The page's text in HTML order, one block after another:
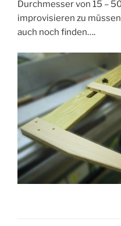
Durchmesser von 15 –
improvisieren zu
auch noch finden….